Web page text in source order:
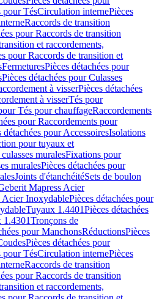
pour TésCirculation internePièces
Raccords de transition
pour Raccords de transition
et raccordements,
pour Raccords de transition et
FermeturesPièces détachées pour
Pièces détachées pour Culasses
à visserPièces détachées
à visserTés pour
Tés pour chauffageRaccordements
pour Raccordements pour
détachées pour AccessoiresIsolations
pour tuyaux et
muralesFixations pour
muralesPièces détachées pour
Joints d'étanchéitéSets de boulon
Mapress Acier
Acier InoxydablePièces détachées pour
Tuyaux 1.4401Pièces détachées
1.4301Tronçons de
pour ManchonsRéductionsPièces
Pièces détachées pour
pour TésCirculation internePièces
Raccords de transition
pour Raccords de transition
et raccordements,